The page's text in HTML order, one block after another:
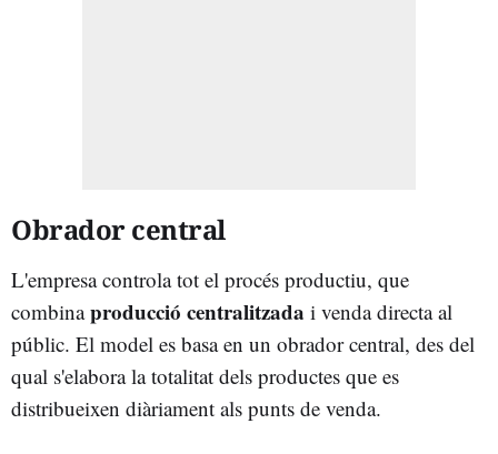
Obrador central
L'empresa controla tot el procés productiu, que
combinaproducció centralitzada i venda directa al
públic. El model es basa en un obrador central, des del
qual s'elabora la totalitat dels productes que es
distribueixen diàriament als punts de venda.